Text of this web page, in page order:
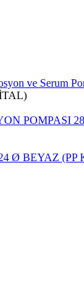
ve Serum
POMPASI
Ø BEYAZ (PP